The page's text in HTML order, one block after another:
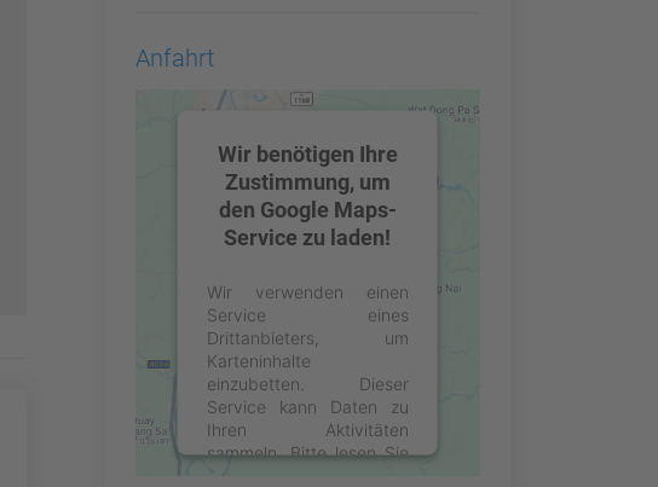
Anfahrt
Wir benötigen Ihre
Zustimmung, um
den Google Maps-
Service zu laden!
Wir verwenden einen
Service eines
Drittanbieters, um
Karteninhalte
einzubetten. Dieser
Service kann Daten zu
Ihren Aktivitäten
sammeln. Bitte lesen Sie
die Details durch und
Service